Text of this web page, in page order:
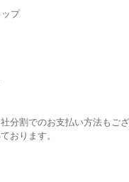
プ
分割でのお支払い方法もご
おります。